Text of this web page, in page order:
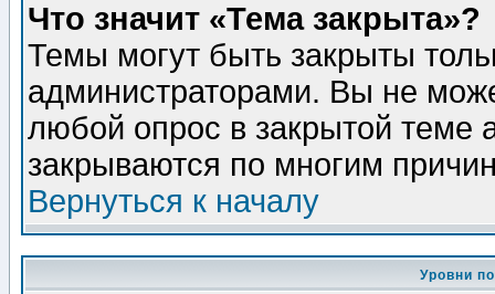
Что значит «Тема закрыта»?
Темы могут быть закрыты
администраторами. Вы не
любой опрос в закрытой теме
закрываются по многим
Вернуться к началу
Уровни